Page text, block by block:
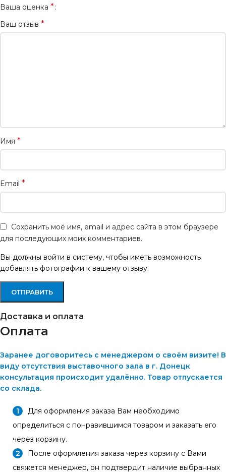
Ваша оценка *
Ваш отзыв *
Имя *
Email *
Сохранить моё имя, email и адрес сайта в этом браузере
для последующих моих комментариев.
Вы должны войти в систему, чтобы иметь возможность
добавлять фотографии к вашему отзыву.
Доставка и оплата
Оплата
Заранее договоритесь с менеджером о своём визите! В
виду отсутствия выставочного зала в г. Донецк
консультация происходит удалённо. Товар отпускается
со склада.
Для оформления заказа Вам необходимо
определиться с понравившимся товаром и заказать его
через корзину.
После оформления заказа через корзину с Вами
свяжется менеджер, он подтвердит наличие выбранных